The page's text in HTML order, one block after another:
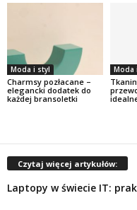
Moda i styl
Charmsy pozłacane –
elegancki dodatek do
każdej bransoletki
Moda
Czytaj więcej artykułów:
Laptopy w świecie IT: